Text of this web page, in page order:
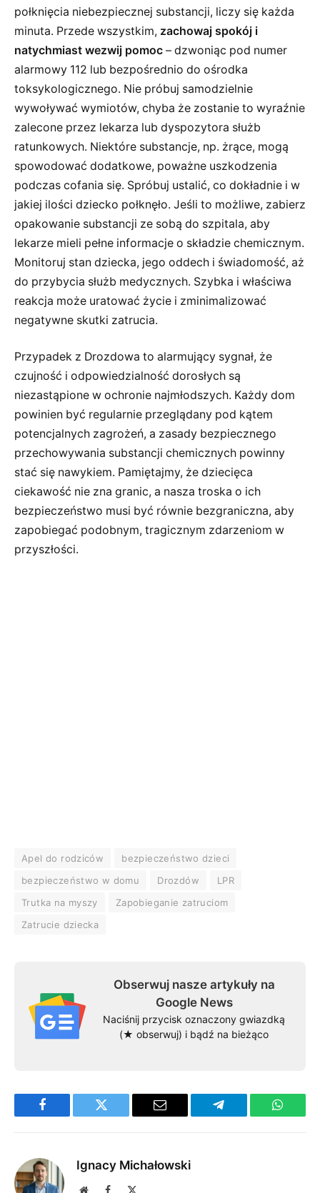
połknięcia niebezpiecznej substancji, liczy się każda
minuta. Przede wszystkim, zachowaj spokój i
natychmiast wezwij pomoc – dzwoniąc pod numer
alarmowy 112 lub bezpośrednio do ośrodka
toksykologicznego. Nie próbuj samodzielnie
wywoływać wymiotów, chyba że zostanie to wyraźnie
zalecone przez lekarza lub dyspozytora służb
ratunkowych. Niektóre substancje, np. żrące, mogą
spowodować dodatkowe, poważne uszkodzenia
podczas cofania się. Spróbuj ustalić, co dokładnie i w
jakiej ilości dziecko połknęło. Jeśli to możliwe, zabierz
opakowanie substancji ze sobą do szpitala, aby
lekarze mieli pełne informacje o składzie chemicznym.
Monitoruj stan dziecka, jego oddech i świadomość, aż
do przybycia służb medycznych. Szybka i właściwa
reakcja może uratować życie i zminimalizować
negatywne skutki zatrucia.
Przypadek z Drozdowa to alarmujący sygnał, że
czujność i odpowiedzialność dorosłych są
niezastąpione w ochronie najmłodszych. Każdy dom
powinien być regularnie przeglądany pod kątem
potencjalnych zagrożeń, a zasady bezpiecznego
przechowywania substancji chemicznych powinny
stać się nawykiem. Pamiętajmy, że dziecięca
ciekawość nie zna granic, a nasza troska o ich
bezpieczeństwo musi być równie bezgraniczna, aby
zapobiegać podobnym, tragicznym zdarzeniom w
przyszłości.
Apel do rodziców
bezpieczeństwo dzieci
bezpieczeństwo w domu
Drozdów
LPR
Trutka na myszy
Zapobieganie zatruciom
Zatrucie dziecka
Obserwuj nasze artykuły na
Google News
Naciśnij przycisk oznaczony gwiazdką
(★ obserwuj) i bądź na bieżąco
Facebook Twitter Email Telegram
Ignacy Michałowski
WebsiteFacebook